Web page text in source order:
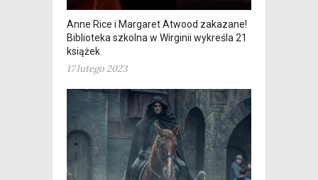
Anne Rice i Margaret Atwood zakazane!
Biblioteka szkolna w Wirginii wykreśla 21
książek
17 lutego 2023